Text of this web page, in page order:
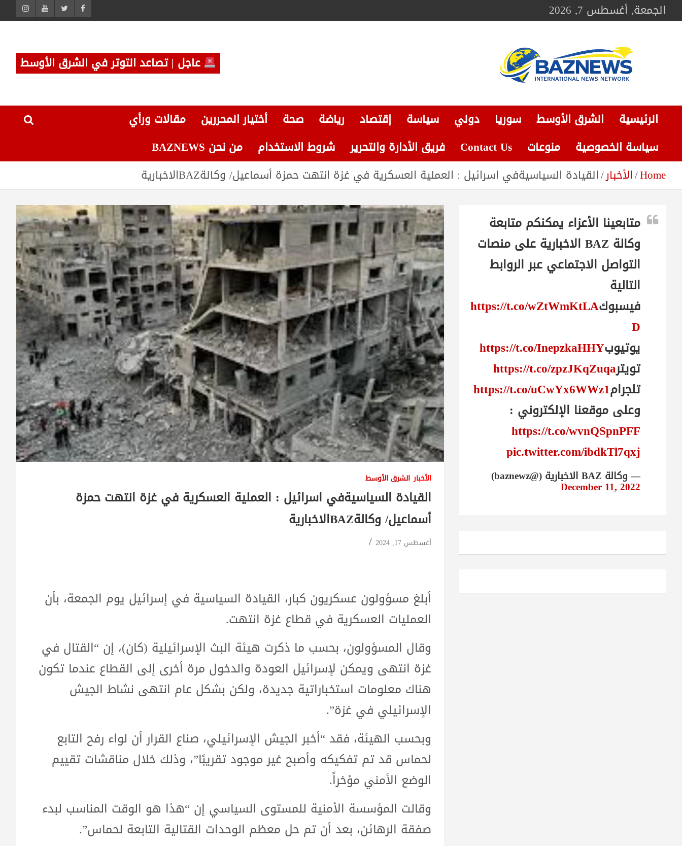
Skip
to الجمعة, أغسطس 7, 2026
شبكة باز الإخبارية
عاجل | تصاعد التوتر في الشرق الأوسط
الرئيسية الشرق الأوسط سوريا دولي سياسة إقتصاد رياضة صحة أختيار المحررين
مقالات ورأي
سياسة الخصوصية
منوعات Contact Us فريق الأدارة والتحرير شروط الاستخدام
من نحن BAZNEWS
Home الأخبار القيادة السياسيةفي اسرائيل : العملية العسكرية في غزة انتهت حمزة أسماعيل/ وكالةBAZالاخبارية
الأخبار الشرق الأوسط
القيادة السياسيةفي اسرائيل : العملية العسكرية في غزة انتهت حمزة
أسماعيل/ وكالةBAZالاخبارية
أغسطس 17, 2024
أبلغ مسؤولون عسكريون كبار، القيادة السياسية في إسرائيل يوم الجمعة، بأن
العمليات العسكرية في قطاع غزة انتهت.
وقال المسؤولون، بحسب ما ذكرت هيئة البث الإسرائيلية (كان)، إن “القتال في
غزة انتهى ويمكن لإسرائيل العودة والدخول مرة أخرى إلى القطاع عندما تكون
هناك معلومات استخباراتية جديدة، ولكن بشكل عام انتهى نشاط الجيش
الإسرائيلي في غزة”.
وبحسب الهيئة، فقد “أخبر الجيش الإسرائيلي، صناع القرار أن لواء رفح التابع
لحماس قد تم تفكيكه وأصبح غير موجود تقريبًا”، وذلك خلال مناقشات تقييم
الوضع الأمني مؤخراً.
وقالت المؤسسة الأمنية للمستوى السياسي إن “هذا هو الوقت المناسب لبدء
صفقة الرهائن، بعد أن تم حل معظم الوحدات القتالية التابعة لحماس”.
متابعينا الأعزاء يمكنكم متابعة
وكالة BAZ الاخبارية على منصات
التواصل الاجتماعي عبر الروابط
التالية
فيسبوكhttps://t.co/wZtWmKtLA
D
يوتيوبhttps://t.co/InepzkaHHY
تويترhttps://t.co/zpzJKqZuqa
تلجرامhttps://t.co/uCwYx6WWz1
وعلى موقعنا الإلكتروني :
https://t.co/wvnQSpnPFF
pic.twitter.com/ibdkTl7qxj
— وكالة BAZ الاخبارية (@baznewz)
December 11, 2022